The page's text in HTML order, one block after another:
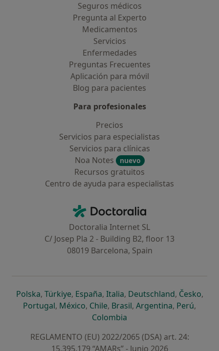
Seguros médicos
Pregunta al Experto
Medicamentos
Servicios
Enfermedades
Preguntas Frecuentes
Aplicación para móvil
Blog para pacientes
Para profesionales
Precios
Servicios para especialistas
Servicios para clínicas
Noa Notes
nuevo
Recursos gratuitos
Centro de ayuda para especialistas
Doctoralia - Página de inicio
Doctoralia Internet SL
C/ Josep Pla 2 - Building B2, floor 13
08019 Barcelona, Spain
Polskase abre en una nueva pestaña
, Türkiyese abre en una nueva pestaña
, Españase abre en una nueva pestaña
, Italiase abre en una nueva
, Deutschlandse abre en
, Českose
,
Portugalse abre en una nueva pestaña
, Méxicose abre en una nueva pestaña
, Chilese abre en una nueva pestaña
, Brasilse abre en una nueva
, Argentinase abre en
, Perúse
,
Colombia
REGLAMENTO (EU) 2022/2065 (DSA) art. 24:
15.395.179 “AMARs” - Junio 2026